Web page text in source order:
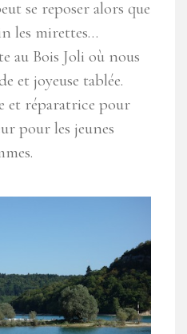
se reposer alors que
les mirettes…
au Bois Joli où nous
et joyeuse tablée.
et réparatrice pour
pour les jeunes